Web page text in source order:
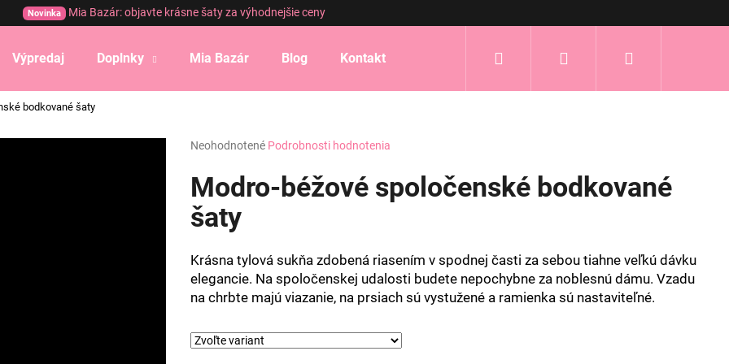
Novinka Mia Bazár: objavte krásne šaty za výhodnejšie ceny
Výpredaj Doplnky Mia Bazár Blog Kontakt Prihlásenie
bodkované šaty
Priemerné
produktu
je
0,0
z
hviezdičiek.
Neohodnotené Podrobnosti hodnotenia
Modro-béžové spoločenské bodkované
šaty
Krásna tylová sukňa zdobená riasením v spodnej časti za sebou tiahne veľkú dávku
elegancie. Na spoločenskej udalosti budete nepochybne za noblesnú dámu. Vzadu
na chrbte majú viazanie, na prsiach sú vystužené a ramienka sú nastaviteľné.
Čo potrebujete nájsť?
HĽADAŤ